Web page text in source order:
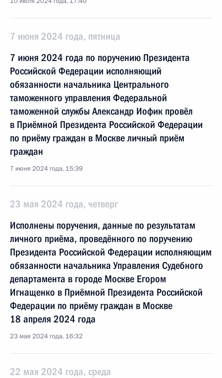
7 июня 2024 года, пятница
7 июня 2024 года по поручению Президента
Российской Федерации исполняющий
обязанности начальника Центрального
таможенного управления Федеральной
таможенной службы Александр Иофик провёл
в Приёмной Президента Российской Федерации
по приёму граждан в Москве личный приём
граждан
7 июня 2024 года, 15:39
23 мая 2024 года, четверг
Исполнены поручения, данные по результатам
личного приёма, проведённого по поручению
Президента Российской Федерации исполняющим
обязанности начальника Управления Судебного
департамента в городе Москве Егором
Игнащенко в Приёмной Президента Российской
Федерации по приёму граждан в Москве
18 апреля 2024 года
23 мая 2024 года, 16:32
22 мая 2024 года, среда